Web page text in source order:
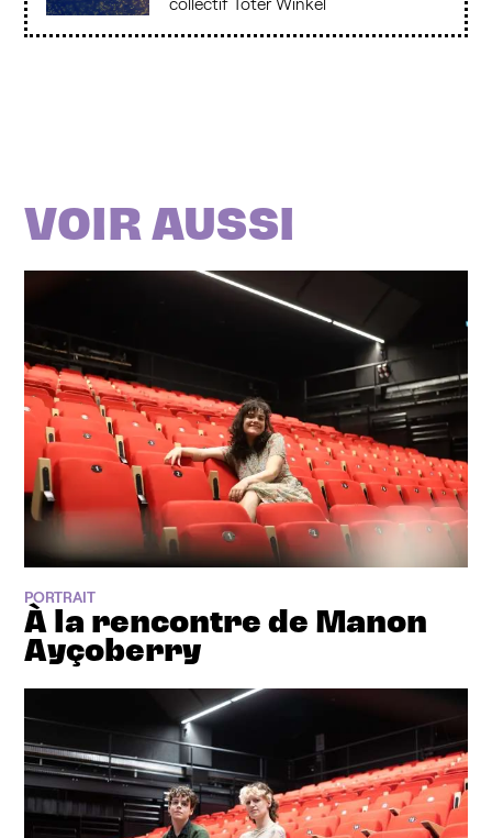
collectif Toter Winkel
VOIR AUSSI
PORTRAIT
À la rencontre de Manon
Ayçoberry